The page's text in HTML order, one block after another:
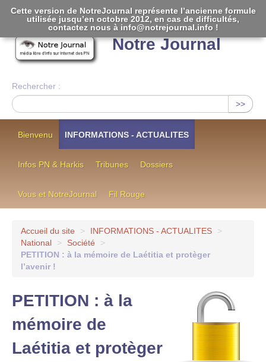
Notre Journal
Rechercher :
>>
Bienvenu INFORMATIONS - ACTUALITES
Infos PN & Harkis Tribunes Dossiers
Vous et NotreJournal Fil Rouge
Accueil du site > INFORMATIONS - ACTUALITES
>
National
> Société
>
PETITION : à la mémoire de Laétitia et protèger
l’avenir !
PETITION : à la
mémoire de
Laétitia et protèger
Cette version de NotreJournal représente l’ancienne formule
utilisée jusqu’en octobre 2012, en cas de difficultés,
contactez nous à info@notrejournal.info !